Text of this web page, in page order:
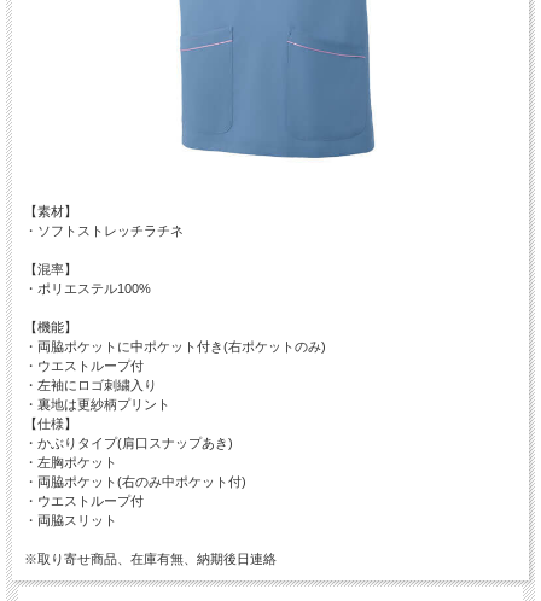
【素材】
・ソフトストレッチラチネ
【混率】
・ポリエステル100%
【機能】
・両脇ポケットに中ポケット付き(右ポケットのみ)
・ウエストループ付
・左袖にロゴ刺繍入り
・裏地は更紗柄プリント
【仕様】
・かぶりタイプ(肩口スナップあき)
・左胸ポケット
・両脇ポケット(右のみ中ポケット付)
・ウエストループ付
・両脇スリット
※取り寄せ商品、在庫有無、納期後日連絡